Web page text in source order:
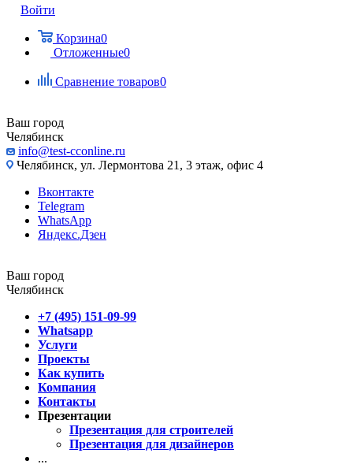
Войти
Корзина0
Отложенные0
Сравнение товаров0
Ваш город
Челябинск
info@test-cconline.ru
Челябинск, ул. Лермонтова 21, 3 этаж, офис 4
Вконтакте
Telegram
WhatsApp
Яндекс.Дзен
Ваш город
Челябинск
+7 (495) 151-09-99
Whatsapp
Услуги
Проекты
Как купить
Компания
Контакты
Презентации
Презентация для строителей
Презентация для дизайнеров
...